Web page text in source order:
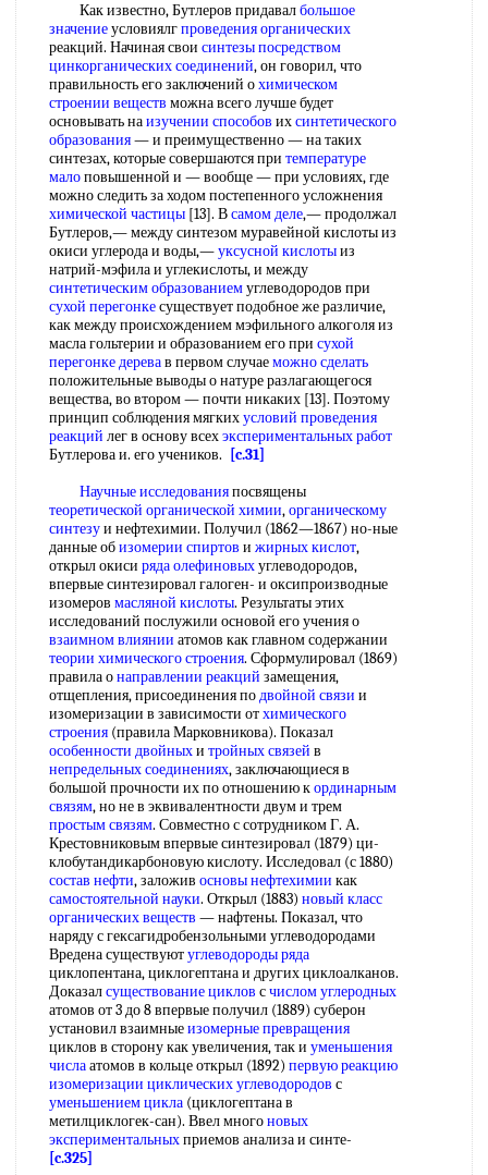
Как известно, Бутлеров придавалбольшое
значениеусловиялгпроведения органических
реакций. Начиная свои синтезы посредством
цинкорганических соединений, он говорил, что
правильность его заключений охимическом
строении веществ можна всего лучше будет
основывать наизучении способов ихсинтетического
образования— и преимущественно — на таких
синтезах, которые совершаются при температуре
малоповышенной и — вообще — при условиях, где
можно следить за ходом постепенного усложнения
химической частицы [13]. Всамом деле,— продолжал
Бутлеров,— между синтезом муравейной кислоты из
окиси углерода и воды,—уксусной кислотыиз
натрий-мэфила и углекислоты, и между
синтетическим образованиемуглеводородов при
сухой перегонкесуществует подобное же различие,
как между происхождением мэфильного алкоголя из
масла гольтерии и образованием его при сухой
перегонке деревав первом случаеможно сделать
положительные выводы о натуре разлагающегося
вещества, во втором — почти никаких [13]. Поэтому
принцип соблюдения мягкихусловий проведения
реакций лег в основу всехэкспериментальных работ
Бутлерова и. его учеников.
[c.31]
Научные исследованияпосвящены
теоретической органической химии,органическому
синтезуи нефтехимии. Получил (1862—1867) но-ные
данные обизомерии спиртов и жирных кислот,
открыл окиси ряда олефиновыхуглеводородов,
впервые синтезировал галоген- и оксипроизводные
изомеров масляной кислоты. Результаты этих
исследований послужили основой его учения о
взаимном влиянии атомов как главном содержании
теории химического строения. Сформулировал (1869)
правила онаправлении реакций замещения,
отщепления, присоединения подвойной связи и
изомеризации в зависимости отхимического
строения (правила Марковникова). Показал
особенности двойныхи тройных связей в
непредельных соединениях, заключающиеся в
большой прочности их по отношению кординарным
связям, но не в эквивалентности двум и трем
простым связям. Совместно с сотрудником Г. А.
Крестовниковым впервые синтезировал (1879) ци-
клобутандикарбоновую кислоту. Исследовал (с 1880)
состав нефти, заложив основы нефтехимии как
самостоятельной науки. Открыл (1883) новый класс
органических веществ — нафтены. Показал, что
наряду с гексагидробензольными углеводородами
Вредена существуютуглеводороды ряда
циклопентана, циклогептана и других циклоалканов.
Доказалсуществование циклов счислом углеродных
атомов от 3 до 8 впервые получил (1889) суберон
установил взаимныеизомерные превращения
циклов в сторону как увеличения, так и уменьшения
числаатомов в кольце открыл (1892) первую реакцию
изомеризации циклических углеводородов с
уменьшением цикла (циклогептана в
метилциклогек-сан). Ввел многоновых
экспериментальныхприемов анализа и синте-
[c.325]